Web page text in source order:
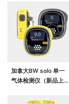
加拿大BW solo 单一
气体检测仪（新品上